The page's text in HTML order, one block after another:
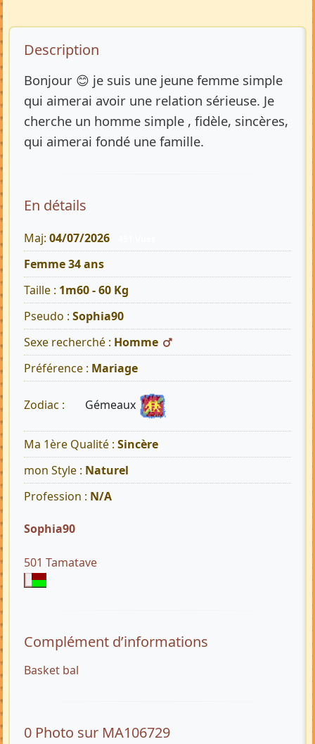
Description de l’annonce
Description
Bonjour 😊 je suis une jeune femme simple
qui aimerai avoir une relation sérieuse. Je
cherche un homme simple , fidèle, sincères,
qui aimerai fondé une famille.
En détails
Maj: 04/07/2026
Femme 34 ans
Taille : 1m60 - 60 Kg
Pseudo : Sophia90
Sexe recherché : Homme
Préférence : Mariage
Zodiac : Gémeaux
Ma 1ère Qualité : Sincère
mon Style : Naturel
Profession : N/A
Sophia90
501 Tamatave
Complément d’informations
Basket bal
0 Photo sur MA106729